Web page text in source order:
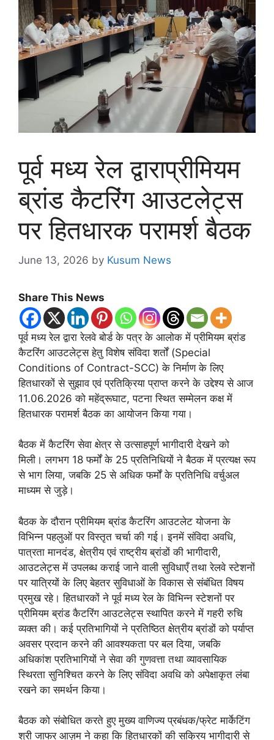
पूर्व मध्य रेल द्वाराप्रीमियम
ब्रांड कैटरिंग आउटलेट्स
पर हितधारक परामर्श बैठक
June 13, 2026 by Kusum News
Share This News
पूर्व मध्य रेल द्वारा रेलवे बोर्ड के पत्र के आलोक में प्रीमियम ब्रांड
कैटरिंग आउटलेट्स हेतु विशेष संविदा शर्तों (Special
Conditions of Contract-SCC) के निर्माण के लिए
हितधारकों से सुझाव एवं प्रतिक्रिया प्राप्त करने के उद्देश्य से आज
11.06.2026 को महेंद्रूघाट, पटना स्थित सम्मेलन कक्ष में
हितधारक परामर्श बैठक का आयोजन किया गया।
बैठक में कैटरिंग सेवा क्षेत्र से उत्साहपूर्ण भागीदारी देखने को
मिली। लगभग 18 फर्मों के 25 प्रतिनिधियों ने बैठक में प्रत्यक्ष रूप
से भाग लिया, जबकि 25 से अधिक फर्मों के प्रतिनिधि वर्चुअल
माध्यम से जुड़े।
बैठक के दौरान प्रीमियम ब्रांड कैटरिंग आउटलेट योजना के
विभिन्न पहलुओं पर विस्तृत चर्चा की गई। इनमें संविदा अवधि,
पात्रता मानदंड, क्षेत्रीय एवं राष्ट्रीय ब्रांडों की भागीदारी,
आउटलेट्स में उपलब्ध कराई जाने वाली सुविधाएँ तथा रेलवे स्टेशनों
पर यात्रियों के लिए बेहतर सुविधाओं के विकास से संबंधित विषय
प्रमुख रहे। हितधारकों ने पूर्व मध्य रेल के विभिन्न स्टेशनों पर
प्रीमियम ब्रांड कैटरिंग आउटलेट्स स्थापित करने में गहरी रुचि
व्यक्त की। कई प्रतिभागियों ने प्रतिष्ठित क्षेत्रीय ब्रांडों को पर्याप्त
अवसर प्रदान करने की आवश्यकता पर बल दिया, जबकि
अधिकांश प्रतिभागियों ने सेवा की गुणवत्ता तथा व्यावसायिक
स्थिरता सुनिश्चित करने के लिए संविदा अवधि को अपेक्षाकृत लंबा
रखने का समर्थन किया।
बैठक को संबोधित करते हुए मुख्य वाणिज्य प्रबंधक/फ्रेट मार्केटिंग
श्री जाफर आज़म ने कहा कि हितधारकों की सक्रिय भागीदारी से